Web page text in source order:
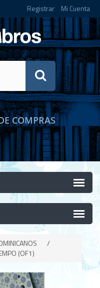
Registrar Mi Cuenta
COMPRAS
/
(OF1)